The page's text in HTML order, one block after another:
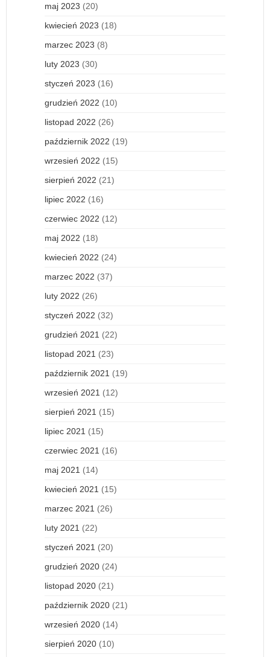
maj 2023 (20)
kwiecień 2023 (18)
marzec 2023 (8)
luty 2023 (30)
styczeń 2023 (16)
grudzień 2022 (10)
listopad 2022 (26)
październik 2022 (19)
wrzesień 2022 (15)
sierpień 2022 (21)
lipiec 2022 (16)
czerwiec 2022 (12)
maj 2022 (18)
kwiecień 2022 (24)
marzec 2022 (37)
luty 2022 (26)
styczeń 2022 (32)
grudzień 2021 (22)
listopad 2021 (23)
październik 2021 (19)
wrzesień 2021 (12)
sierpień 2021 (15)
lipiec 2021 (15)
czerwiec 2021 (16)
maj 2021 (14)
kwiecień 2021 (15)
marzec 2021 (26)
luty 2021 (22)
styczeń 2021 (20)
grudzień 2020 (24)
listopad 2020 (21)
październik 2020 (21)
wrzesień 2020 (14)
sierpień 2020 (10)